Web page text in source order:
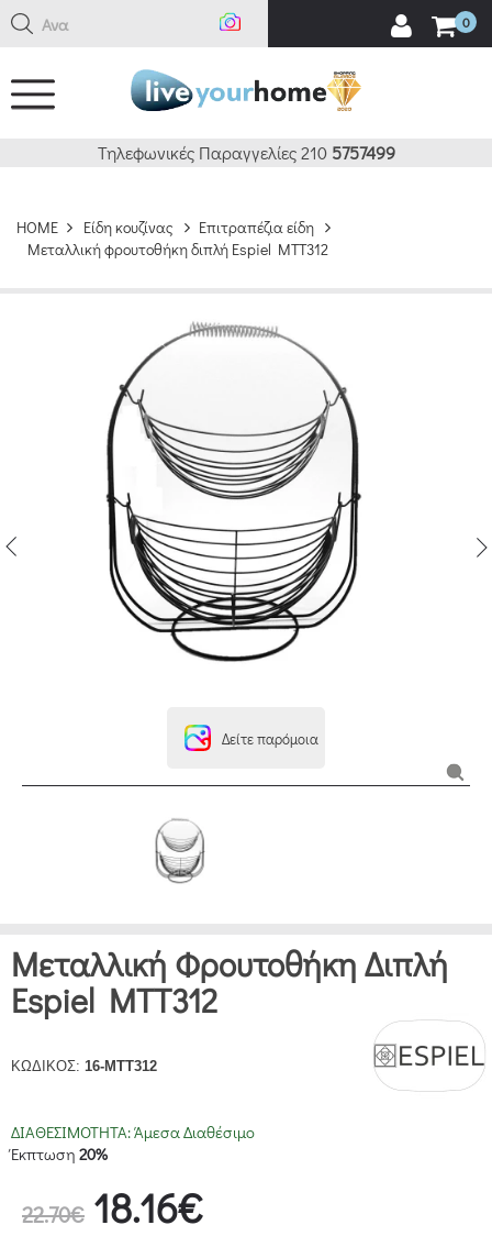
Αναζή 0
Τηλεφωνικές Παραγγελίες 210 5757499
HOME Είδη κουζίνας
Επιτραπέζια είδη
Μεταλλική φρουτοθήκη διπλή Espiel MTT312
Δείτε παρόμοια
Μεταλλική Φρουτοθήκη Διπλή
Espiel MTT312
ΚΩΔΙΚΟΣ: 16-MTT312
ΔΙΑΘΕΣΙΜΟΤΗΤΑ:Άμεσα Διαθέσιμο
Έκπτωση 20%
22.70€ 18.16€